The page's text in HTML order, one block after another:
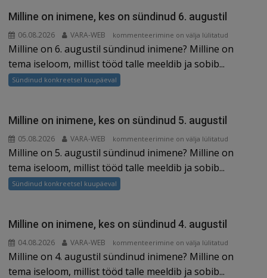
Milline on inimene, kes on sündinud 6. augustil
06.08.2026 VARA-WEB
Milline
on
inimene,
kes
on
augustil
kommenteerimine on välja lülitatud
Milline on 6. augustil sündinud inimene? Milline on
tema iseloom, millist tööd talle meeldib ja sobib...
Sündinud konkreetsel kuupäeval
Milline on inimene, kes on sündinud 5. augustil
05.08.2026 VARA-WEB
Milline
on
inimene,
kes
on
augustil
kommenteerimine on välja lülitatud
Milline on 5. augustil sündinud inimene? Milline on
tema iseloom, millist tööd talle meeldib ja sobib...
Sündinud konkreetsel kuupäeval
Milline on inimene, kes on sündinud 4. augustil
04.08.2026 VARA-WEB
Milline
on
inimene,
kommenteerimine on välja lülitatud
Milline on 4. augustil sündinud inimene? Milline on
tema iseloom, millist tööd talle meeldib ja sobib...